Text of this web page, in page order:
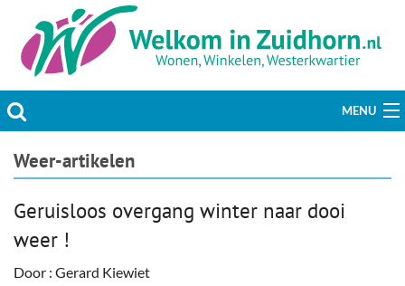
MENU
Actueel
Welzijn & Maatschappij
Weer-artikelen
Geruisloos overgang winter naar dooi
weer !
Door : Gerard Kiewiet